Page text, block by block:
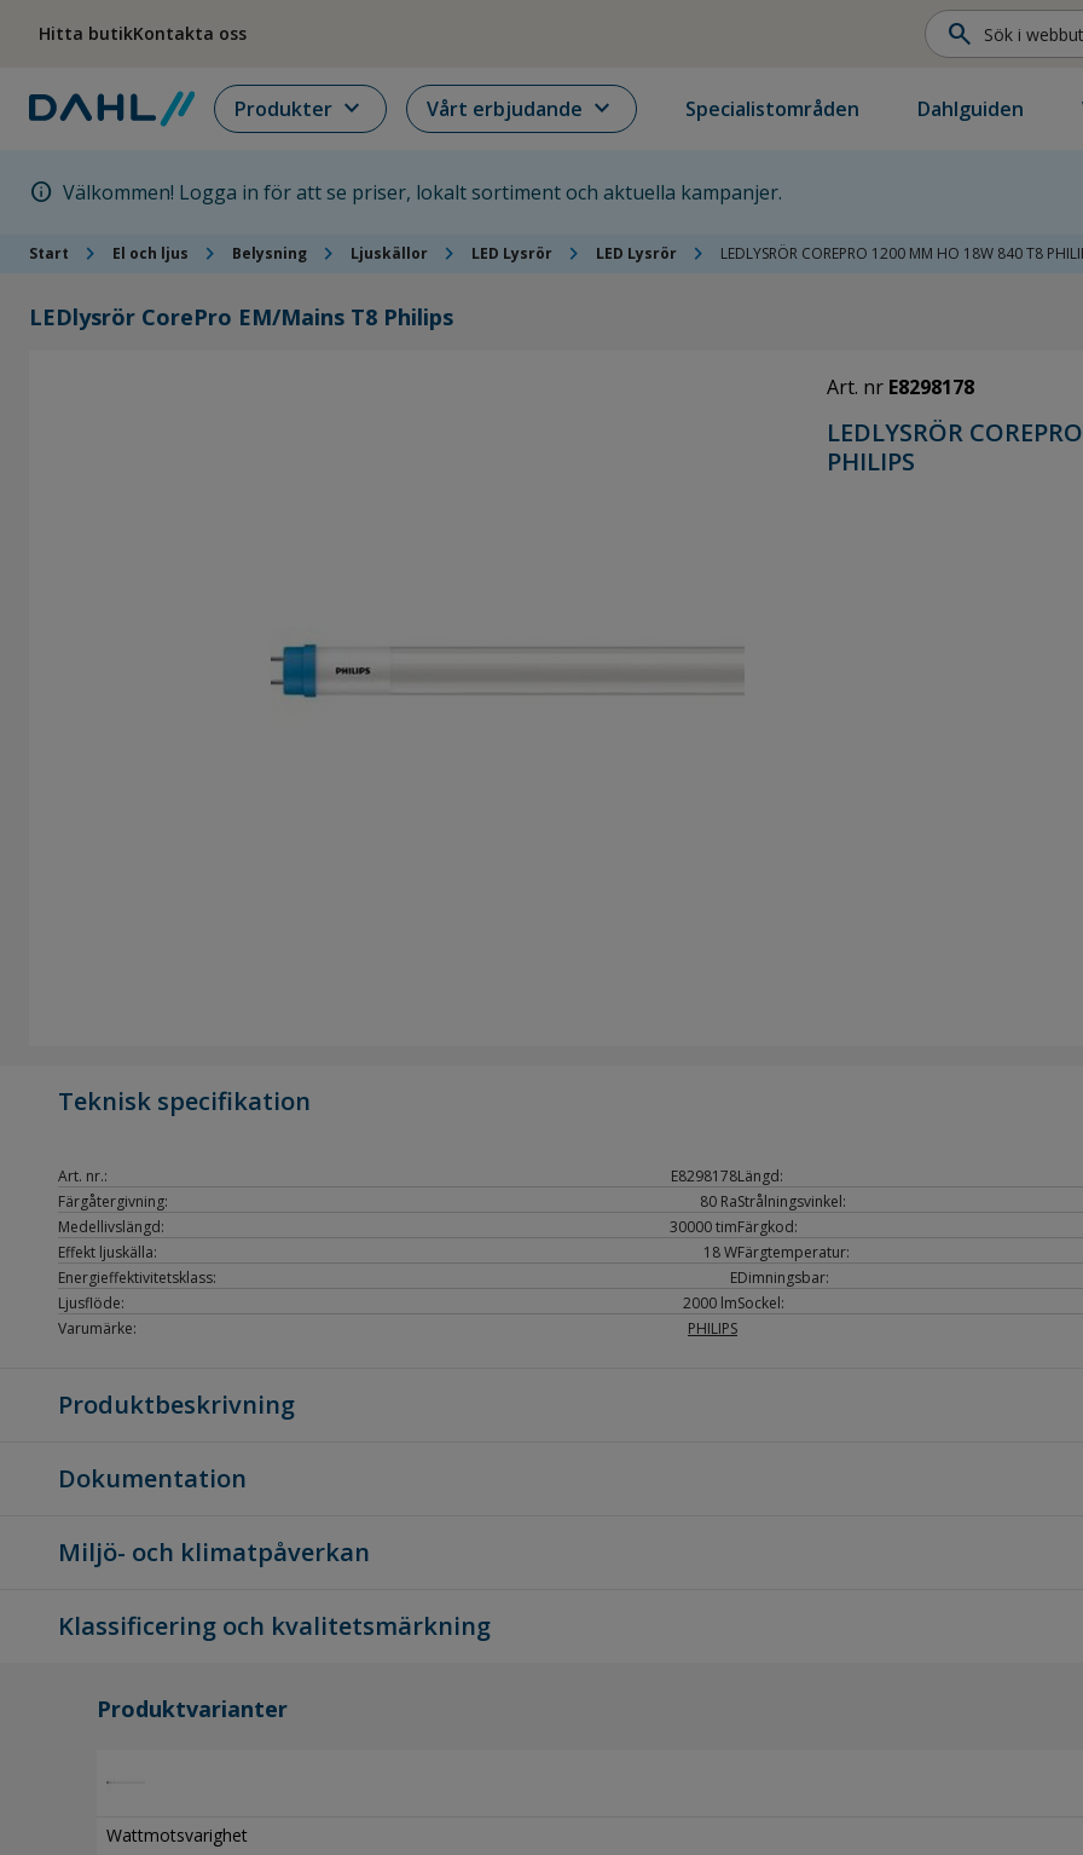
Hitta butikKontakta oss search
Produkter expand_more Vårt erbjudande expand_more Specialistområden Dahlguiden
info Välkommen! Logga in för att se priser, lokalt sortiment och aktuella kampanjer.
Start chevron_right El och ljus chevron_right Belysning chevron_right Ljuskällor chevron_right LED Lysrör chevron_right LED Lysrör chevron_right LEDLYSRÖR COREPRO 1200 MM HO 18W 840 T8
LEDlysrör CorePro EM/Mains T8 Philips
Art. nr E8298178
LEDLYSRÖR
PHILIPS
Teknisk specifikation
Art. nr.:
E8298178
Färgåtergivning:
80 Ra
Medellivslängd:
30000 tim
Effekt ljuskälla:
18 W
Energieffektivitetsklass:
E
Ljusflöde:
2000 lm
Varumärke:
PHILIPS
Längd:
Strålningsvinkel:
Färgkod:
Färgtemperatur:
Dimningsbar:
Sockel:
Produktbeskrivning
Dokumentation
Miljö- och klimatpåverkan
Klassificering och kvalitetsmärkning
Produktvarianter
Wattmotsvarighet